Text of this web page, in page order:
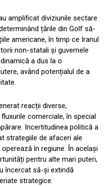
amplificat diviziunile sectare
țările din Golf să-
americane, în timp ce Iranul
non-statali și guvernele
a dus la o
având potențialul de a
reacții diverse,
comerciale, în special
Incertitudinea politică a
strategiile de afaceri ale
în regiune. În același
pentru alte mari puteri,
încercat să-și extindă
strategice.